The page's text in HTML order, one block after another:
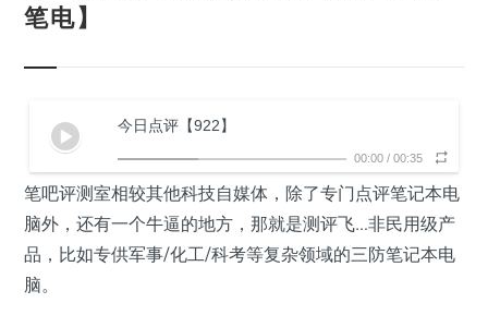
笔电】
今日点评【922】
00:00 / 00:35
笔吧评测室相较其他科技自媒体，除了专门点评笔记本电
脑外，还有一个牛逼的地方，那就是测评飞…非民用级产
品，比如专供军事/化工/科考等复杂领域的三防笔记本电
脑。